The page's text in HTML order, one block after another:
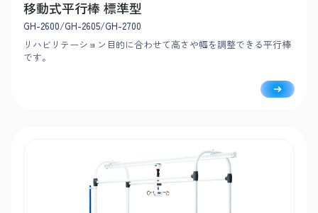
移動式平行棒 標準型
GH-2600/GH-2605/GH-2700
リハビリテーション目的に合わせて高さや幅を調整できる平行棒
です。